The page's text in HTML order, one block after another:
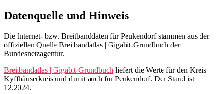
Datenquelle und Hinweis
Die Internet- bzw. Breitbanddaten für Peukendorf stammen aus der
offiziellen Quelle Breitbandatlas | Gigabit-Grundbuch der
Bundesnetzagentur.
Breitbandatlas | Gigabit-Grundbuch liefert die Werte für den Kreis
Kyffhäuserkreis und damit auch für Peukendorf. Der Stand ist
12.2024.